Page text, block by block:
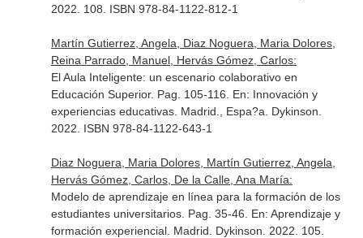
2022. 108. ISBN 978-84-1122-812-1
Martín Gutierrez, Angela, Diaz Noguera, Maria Dolores,
Reina Parrado, Manuel, Hervás Gómez, Carlos:
El Aula Inteligente: un escenario colaborativo en
Educación Superior. Pag. 105-116. En: Innovación y
experiencias educativas. Madrid., Espa?a. Dykinson.
2022. ISBN 978-84-1122-643-1
Diaz Noguera, Maria Dolores, Martín Gutierrez, Angela,
Hervás Gómez, Carlos, De la Calle, Ana María:
Modelo de aprendizaje en línea para la formación de los
estudiantes universitarios. Pag. 35-46. En: Aprendizaje y
formación experiencial. Madrid. Dykinson. 2022. 105.